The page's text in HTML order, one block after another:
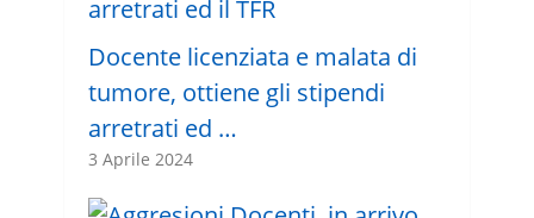
Docente licenziata e malata di
tumore, ottiene gli stipendi
arretrati ed …
3 Aprile 2024